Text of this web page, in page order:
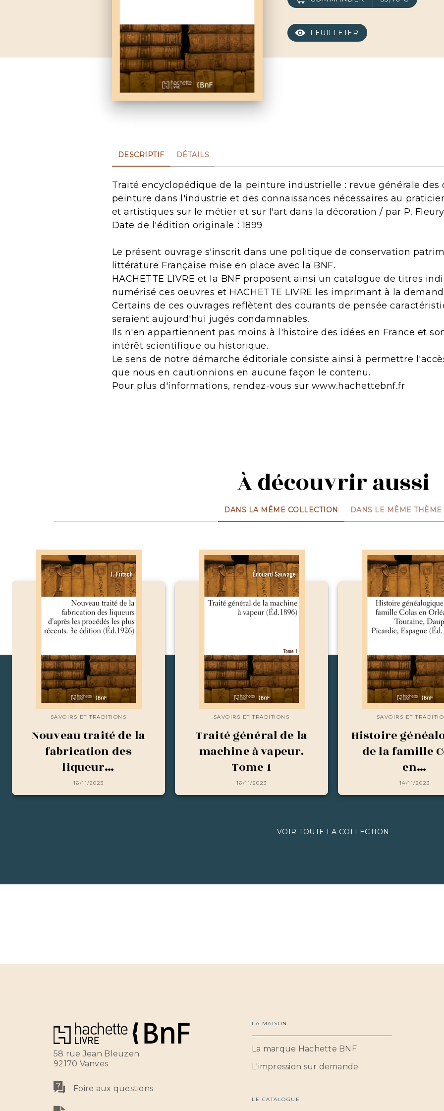
FEUILLETER
DESCRIPTIF DÉTAILS
Traité encyclopédique de la peinture industrielle : revue générale des
peinture dans l'industrie et des connaissances nécessaires au
et artistiques sur le métier et sur l'art dans la décoration / par P.
Date de l'édition originale : 1899
Le présent ouvrage s'inscrit dans une politique de conservation
littérature Française mise en place avec la BNF.
HACHETTE LIVRE et la BNF proposent ainsi un catalogue de titres
numérisé ces oeuvres et HACHETTE LIVRE les imprimant à la
Certains de ces ouvrages reflètent des courants de pensée
seraient aujourd'hui jugés condamnables.
Ils n'en appartiennent pas moins à l'histoire des idées en France et
intérêt scientifique ou historique.
Le sens de notre démarche éditoriale consiste ainsi à permettre
que nous en cautionnions en aucune façon le contenu.
Pour plus d'informations, rendez-vous sur www.hachettebnf.fr
À découvrir aussi
DANS LA MÊME COLLECTION DANS LE MÊME THÈME
SAVOIRS ET TRADITIONS
Nouveau traité de la
fabrication des
liqueur…
16/11/2023
SAVOIRS ET TRADITIONS
Traité général de la
machine à vapeur.
Tome 1
16/11/2023
SAVOIRS ET
Histoire
de la famille
en…
14/11/2023
VOIR TOUTE LA COLLECTION
58 rue Jean Bleuzen
92170 Vanves
Foire aux questions
LA MAISON
La marque Hachette BNF
L'impression sur demande
LE CATALOGUE